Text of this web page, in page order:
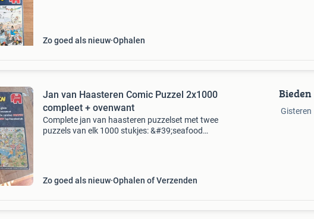
Zo goed als nieuw Ophalen
Jan van Haasteren Comic Puzzel 2x1000
compleet + ovenwant
Complete jan van haasteren puzzelset met twee
puzzels van elk 1000 stukjes: &#39;seafood
Zo goed als nieuw Ophalen of Verzenden
Bieden
Gisteren